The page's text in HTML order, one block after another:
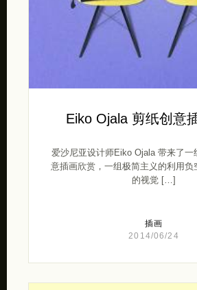
Eiko Ojala 剪纸创意
爱沙尼亚设计师Eiko Ojala 带来了一
意插画欣赏，一组极简主义的利用负
的视觉 […]
插画
2014/06/24